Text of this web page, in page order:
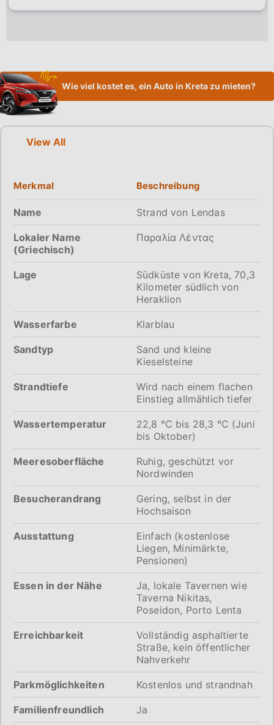
Wie viel kostet es, ein Auto in Kreta zu mieten?
View All
Merkmal Beschreibung
Name Strand von Lendas
Lokaler Name
(Griechisch)
Παραλία Λέντας
Lage
Südküste von Kreta, 70,3
Kilometer südlich von
Heraklion
Wasserfarbe Klarblau
Sandtyp
Sand und kleine
Kieselsteine
Strandtiefe
Wird nach einem flachen
Einstieg allmählich tiefer
Wassertemperatur
22,8 ℃ bis 28,3 ℃ (Juni
bis Oktober)
Meeresoberfläche
Ruhig, geschützt vor
Nordwinden
Besucherandrang
Gering, selbst in der
Hochsaison
Ausstattung
Einfach (kostenlose
Liegen, Minimärkte,
Pensionen)
Essen in der Nähe
Ja, lokale Tavernen wie
Taverna Nikitas,
Poseidon, Porto Lenta
Erreichbarkeit
Vollständig asphaltierte
Straße, kein öffentlicher
Nahverkehr
Parkmöglichkeiten Kostenlos und strandnah
Familienfreundlich Ja